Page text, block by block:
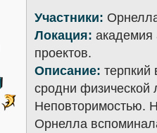
Участники:
Локация:
проектов.
Описание:
сродни физической
Неповторимостью.
Орнелла